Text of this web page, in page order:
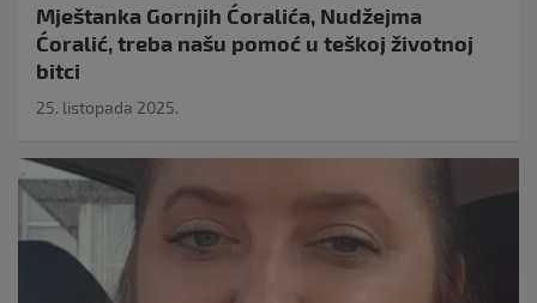
Mještanka Gornjih Ćoralića, Nudžejma
Ćoralić, treba našu pomoć u teškoj životnoj
bitci
25. listopada 2025.